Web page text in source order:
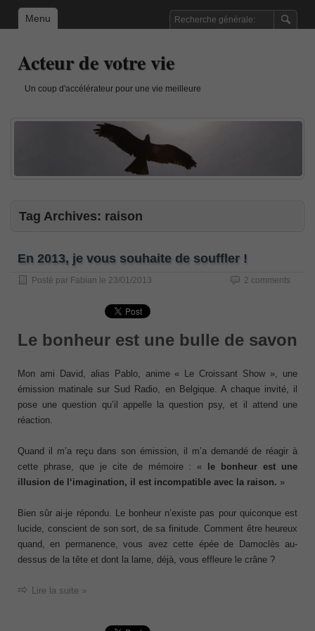
Menu
Acteur de votre vie
Un coup d'accélérateur pour une vie meilleure
Tag Archives: raison
En 2013, je vous souhaite de souffler !
Posté par Fabian le 23/01/2013 2 comments
Le bonheur est une bulle de savon
Mon ami David, alias Pablo, anime « Le Croissant Show », une
émission matinale sur Sud Radio, en Belgique. A chaque invité, il
pose une question qu’il appelle la question psy, et il attend une
réaction.
Quand il m’a reçu dans son émission, il m’a demandé de réagir à
cette phrase, que je cite de mémoire : « le bonheur est une
illusion de l‘imagination, il est incompatible avec la raison. »
Bien sûr ai-je répondu. Le bonheur n’existe pas pour quiconque est
lucide, conscient de son sort, de sa finitude. Comment être heureux
quand, en permanence, vous avez cette épée de Damoclès au-
dessus de la tête et dont la lame, déjà, vous effleure le crâne ?
Lire la suite »